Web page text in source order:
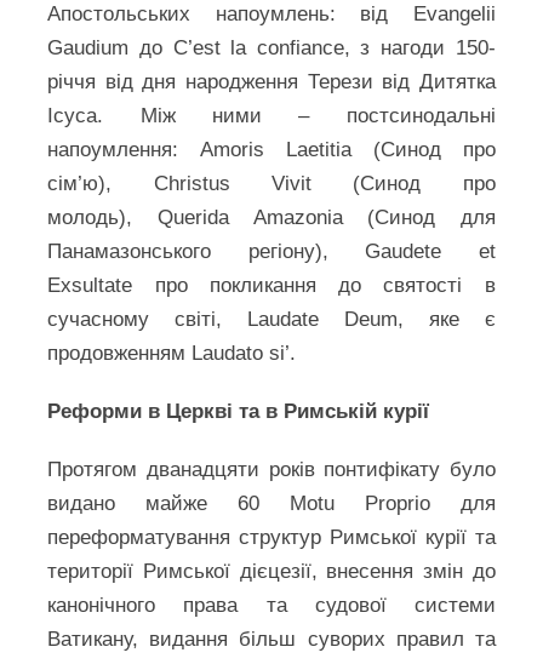
Апостольських напоумлень: від Evangelii
Gaudium до C’est la confiance, з нагоди 150-
річчя від дня народження Терези від Дитятка
Ісуса. Між ними – постсинодальні
напоумлення: Amoris Laetitia (Синод про
сім’ю), Christus Vivit (Синод про
молодь), Querida Amazonia (Синод для
Панамазонського регіону), Gaudete et
Exsultate про покликання до святості в
сучасному світі, Laudate Deum, яке є
продовженням Laudato si’.
Реформи в Церкві та в Римській курії
Протягом дванадцяти років понтифікату було
видано майже 60 Motu Proprio для
переформатування структур Римської курії та
території Римської дієцезії, внесення змін до
канонічного права та судової системи
Ватикану, видання більш суворих правил та